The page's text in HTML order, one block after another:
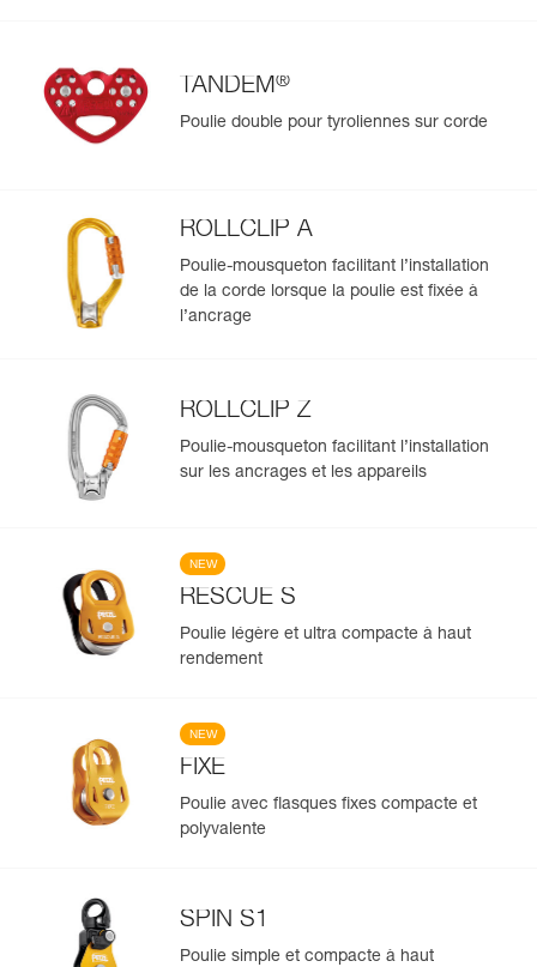
TANDEM®
Poulie double pour tyroliennes sur corde
ROLLCLIP A
Poulie-mousqueton facilitant l’installation
de la corde lorsque la poulie est fixée à
l’ancrage
ROLLCLIP Z
Poulie-mousqueton facilitant l’installation
sur les ancrages et les appareils
NEW
RESCUE S
Poulie légère et ultra compacte à haut
rendement
NEW
FIXE
Poulie avec flasques fixes compacte et
polyvalente
SPIN S1
Poulie simple et compacte à haut